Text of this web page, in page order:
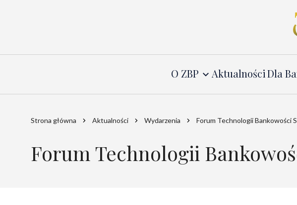
O ZBP AktualnościDla
Strona główna Aktualności Wydarzenia Forum Technologii Bankowości
Forum Technologii